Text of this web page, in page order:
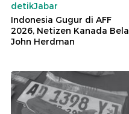
detikJabar
Indonesia Gugur di AFF
2026, Netizen Kanada Bela
John Herdman